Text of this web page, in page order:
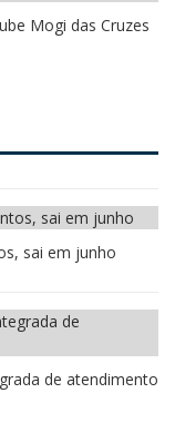
Mogi das Cruzes
sai em junho
de atendimento